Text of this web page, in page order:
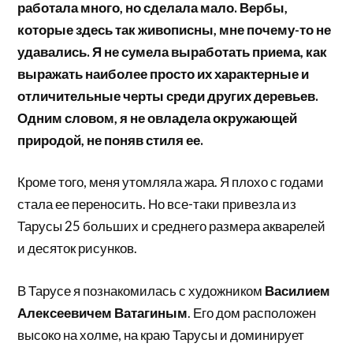
работала много, но сделала мало. Вербы,
которые здесь так живописны, мне почему-то не
удавались. Я не сумела выработать приема, как
выражать наиболее просто их характерные и
отличительные черты среди других деревьев.
Одним словом, я не овладела окружающей
природой, не поняв стиля ее.
Кроме того, меня утомляла жара. Я плохо с годами
стала ее переносить. Но все-таки привезла из
Тарусы 25 больших и среднего размера акварелей
и десяток рисунков.
В Тарусе я познакомилась с художником Василием
Алексеевичем Ватагиным. Его дом расположен
высоко на холме, на краю Тарусы и доминирует